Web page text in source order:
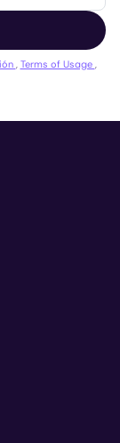
Terms of Usage